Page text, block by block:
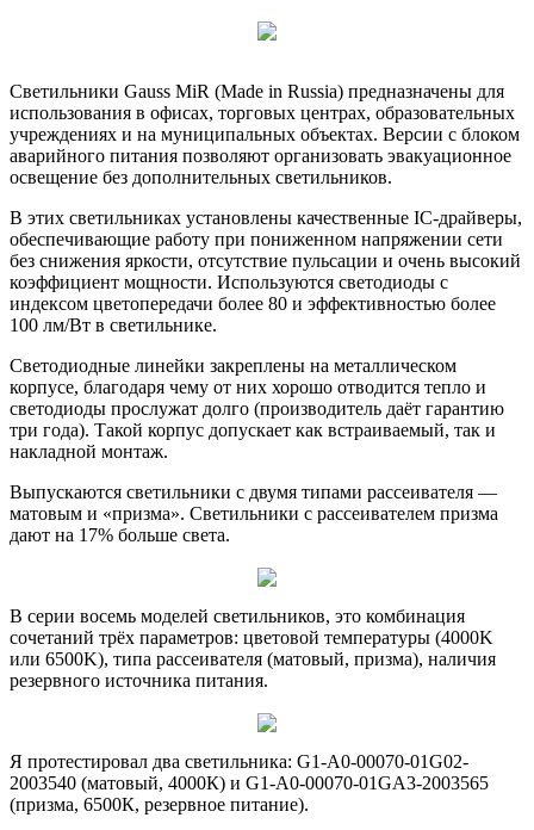
Светильники Gauss MiR (Made in Russia) предназначены для
использования в офисах, торговых центрах, образовательных
учреждениях и на муниципальных объектах. Версии с блоком
аварийного питания позволяют организовать эвакуационное
освещение без дополнительных светильников.
В этих светильниках установлены качественные IC-драйверы,
обеспечивающие работу при пониженном напряжении сети
без снижения яркости, отсутствие пульсации и очень высокий
коэффициент мощности. Используются светодиоды с
индексом цветопередачи более 80 и эффективностью более
100 лм/Вт в светильнике.
Светодиодные линейки закреплены на металлическом
корпусе, благодаря чему от них хорошо отводится тепло и
светодиоды прослужат долго (производитель даёт гарантию
три года). Такой корпус допускает как встраиваемый, так и
накладной монтаж.
Выпускаются светильники с двумя типами рассеивателя —
матовым и «призма». Светильники с рассеивателем призма
дают на 17% больше света.
В серии восемь моделей светильников, это комбинация
сочетаний трёх параметров: цветовой температуры (4000K
или 6500K), типа рассеивателя (матовый, призма), наличия
резервного источника питания.
Я протестировал два светильника: G1-A0-00070-01G02-
2003540 (матовый, 4000К) и G1-A0-00070-01GA3-2003565
(призма, 6500К, резервное питание).